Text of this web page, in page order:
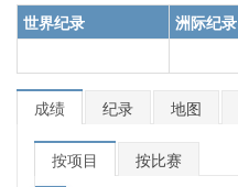
世界纪录 洲际纪录
成绩 纪录 地图
按项目 按比赛